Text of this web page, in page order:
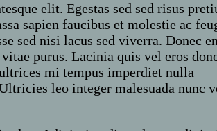
elit. Egestas sed sed risus
sapien faucibus et molestie ac
sed nisi lacus sed viverra. Donec
purus. Lacinia quis vel eros
mi tempus imperdiet nulla
leo integer malesuada nunc